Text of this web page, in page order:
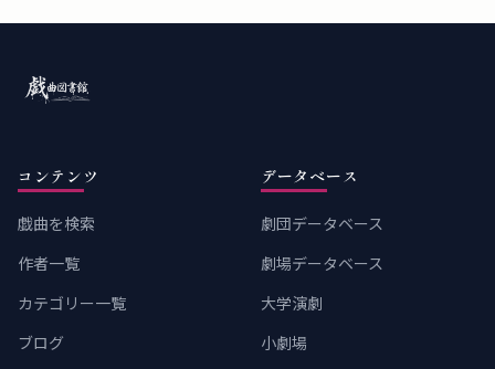
コンテンツ
戯曲を検索
作者一覧
カテゴリー一覧
ブログ
データベース
劇団データベース
劇場データベース
大学演劇
小劇場